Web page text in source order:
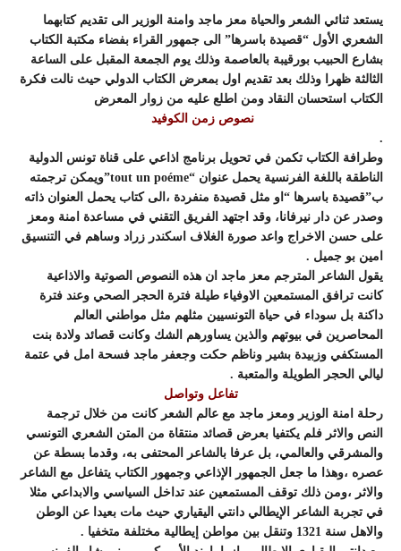
يستعد ثنائي الشعر والحياة معز ماجد وامنة الوزير الى تقديم كتابهما
الشعري الأول “قصيدة باسرها” الى جمهور القراء بفضاء مكتبة الكتاب
بشارع الحبيب بورقيبة بالعاصمة وذلك يوم الجمعة المقبل على الساعة
الثالثة ظهرا وذلك بعد تقديم اول بمعرض الكتاب الدولي حيث نالت فكرة
الكتاب استحسان النقاد ومن اطلع عليه من زوار المعرض
نصوص زمن الكوفيد
.
وطرافة الكتاب تكمن في تحويل برنامج اذاعي على قناة تونس الدولية
الناطقة باللغة الفرنسية يحمل عنوان “tout un poéme”ويمكن ترجمته
ب”قصيدة باسرها “او مثل قصيدة منفردة ،الى كتاب يحمل العنوان ذاته
وصدر عن دار نيرفانا، وقد اجتهد الفريق التقني في مساعدة امنة ومعز
على حسن الاخراج واعد صورة الغلاف اسكندر زراد وساهم في التنسيق
امين بو جميل .
يقول الشاعر المترجم معز ماجد ان هذه النصوص الصوتية والاذاعية
كانت ترافق المستمعين الاوفياء طيلة فترة الحجر الصحي وعند فترة
داكنة بل سوداء في حياة التونسيين مثلهم مثل مواطني العالم
المحاصرين في بيوتهم والذين يساورهم الشك وكانت قصائد ولادة بنت
المستكفي وزبيدة بشير وناظم حكت وجعفر ماجد فسحة امل في عتمة
ليالي الحجر الطويلة والمتعبة .
تفاعل وتواصل
رحلة امنة الوزير ومعز ماجد مع عالم الشعر كانت من خلال ترجمة
النص والاثر فلم يكتفيا بعرض قصائد منتقاة من المتن الشعري التونسي
والمشرقي والعالمي، بل عرفا بالشاعر المحتفى به، وقدما بسطة عن
عصره ،وهذا ما جعل الجمهور الإذاعي وجمهور الكتاب يتفاعل مع الشاعر
والاثر ،ومن ذلك توقف المستمعين عند تداخل السياسي والابداعي مثلا
في تجربة الشاعر الإيطالي دانتي اليقياري حيث مات بعيدا عن الوطن
والاهل سنة 1321 وتنقل بين مواطن إيطالية مختلفة متخفيا .